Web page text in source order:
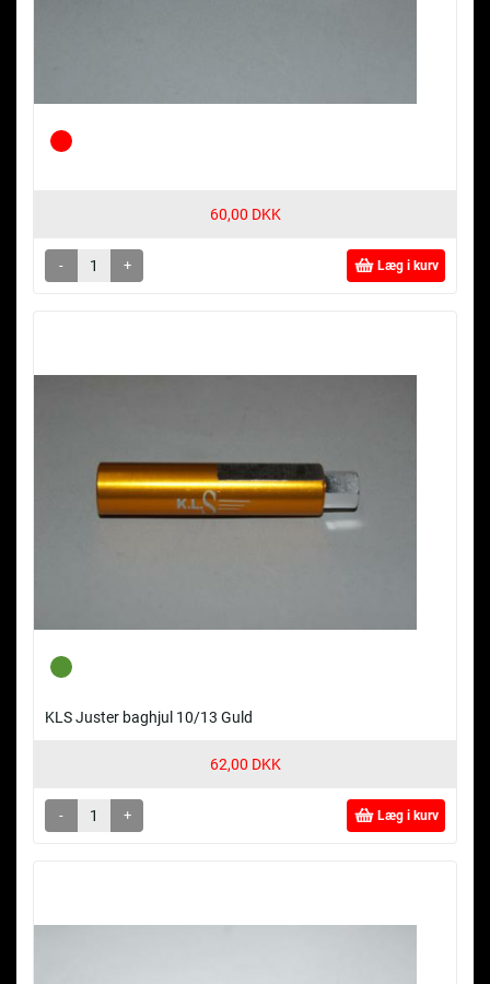
60,00 DKK
- + Læg i kurv
KLS Juster baghjul 10/13 Guld
62,00 DKK
- + Læg i kurv